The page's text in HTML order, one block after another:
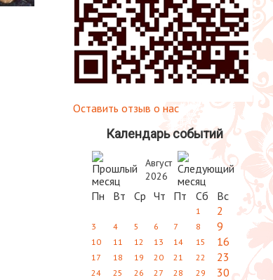
Оставить отзыв о нас
Календарь событий
Август
2026
Пн Вт Ср Чт Пт Сб Вс
1 2
3 4 5 6 7 8 9
10 11 12 13 14 15 16
17 18 19 20 21 22 23
24 25 26 27 28 29 30